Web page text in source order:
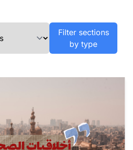
Filter sections
by type